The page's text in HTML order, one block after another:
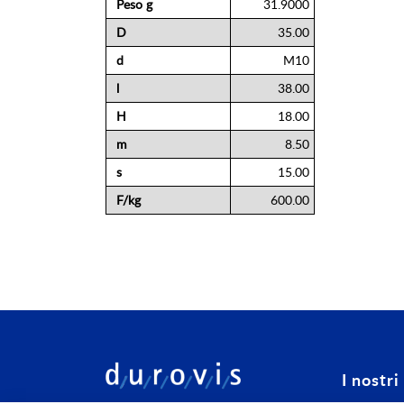
Informazioni
Peso g 31.9000
D 35.00
d M10
38.00
H 18.00
m 8.50
s 15.00
F/kg 600.00
I